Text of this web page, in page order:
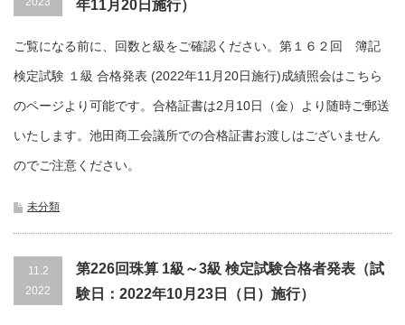
年11月20日施行）
ご覧になる前に、回数と級をご確認ください。第１６２回 簿記
検定試験 １級 合格発表 (2022年11月20日施行)成績照会はこちら
のページより可能です。合格証書は2月10日（金）より随時ご郵送
いたします。池田商工会議所での合格証書お渡しはございません
のでご注意ください。
未分類
11.2
2022
第226回珠算 1級～3級 検定試験合格者発表（試
験日：2022年10月23日（日）施行）